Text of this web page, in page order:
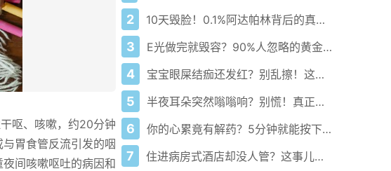
呕、咳嗽，约20分钟
胃食管反流引发的咽
间咳嗽呕吐的病因和
2 10天毁脸！0.1%阿达帕林背后的真相你敢看吗？
3 E光做完就毁容？90%人忽略的黄金7天护理真相！
4 宝宝眼屎结痂还发红？别乱擦！这病正在偷偷堵住泪道
5 半夜耳朵突然嗡嗡响？别慌！真正原因可能和你想的完全不一样
6 你的心累竟有解药？5分钟就能按下暂停键！
7 住进病房式酒店却没人管？这事儿到底谁来负责！